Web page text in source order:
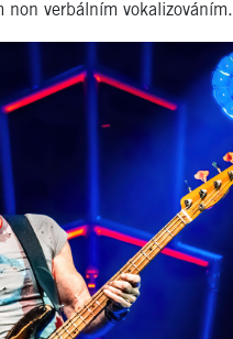
non verbálním vokalizováním.